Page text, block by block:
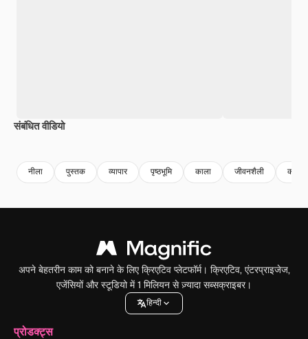
संबंधित वीडियो
नीला पुस्तक व्यापार पृष्ठभूमि काला जीवनशैली कला
अपने बेहतरीन काम को बनाने के लिए क्रिएटिव प्लेटफॉर्म। क्रिएटिव, एंटरप्राइजेज,
एजेंसियों और स्टूडियो में 1 मिलियन से ज़्यादा सब्सक्राइबर।
हिन्दी
प्रोडक्ट्स